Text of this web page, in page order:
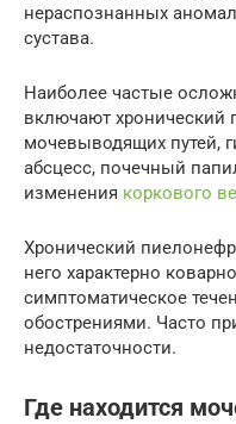
нераспознанных
сустава.
Наиболее частые
включают хронический
мочевыводящих путей,
абсцесс, почечный
изменения коркового
Хронический
него характерно
симптоматическое
обострениями. Часто
недостаточности.
Где находится